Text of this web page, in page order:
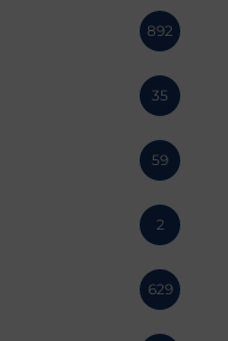
892
35
59
2
629